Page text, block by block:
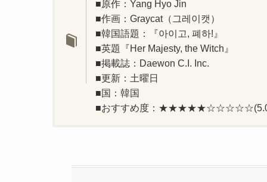
■原作：Yang Hyo Jin
■作画：Graycat（그레이캣）
■韓国語題：『아이고, 폐하!』
■英題『Her Majesty, the Witch』
■掲載誌：Daewon C.I. Inc.
■更新：土曜日
■国：韓国
■おすすめ度：